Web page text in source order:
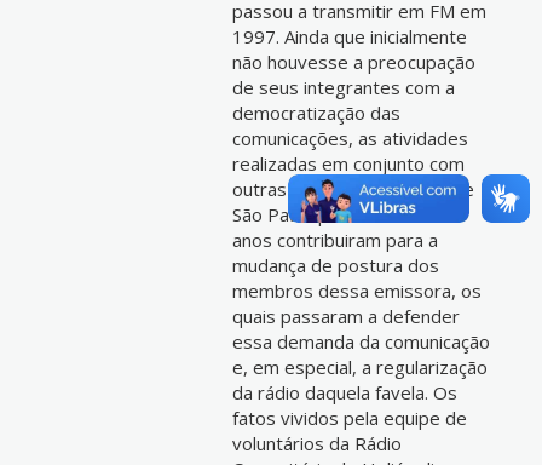
passou a transmitir em FM em
1997. Ainda que inicialmente
não houvesse a preocupação
de seus integrantes com a
democratização das
comunicações, as atividades
realizadas em conjunto com
outras rádios e entidades de
São Paulo por cerca de oito
anos contribuiram para a
mudança de postura dos
membros dessa emissora, os
quais passaram a defender
essa demanda da comunicação
e, em especial, a regularização
da rádio daquela favela. Os
fatos vividos pela equipe de
voluntários da Rádio